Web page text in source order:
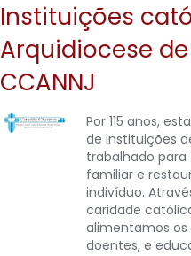
Instituições
Arquidiocese
CCANNJ
Por 115 anos,
de instituições
trabalhado
familiar e
indivíduo.
caridade
alimentamos os
doentes, e